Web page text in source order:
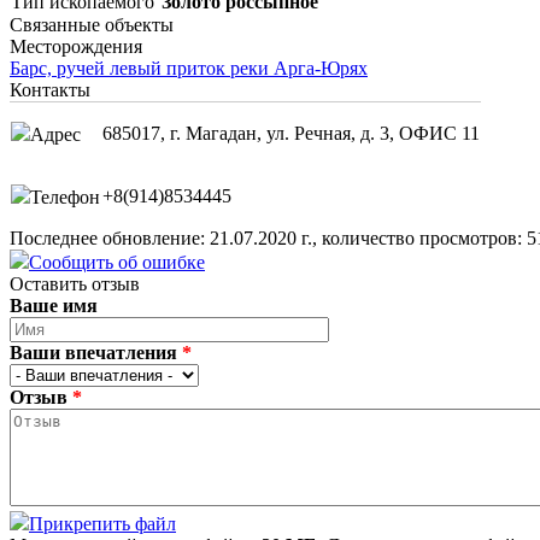
Связанные объекты
Месторождения
Барс, ручей левый приток реки Арга-Юрях
Контакты
Адрес 685017, г. Магадан, ул. Речная, д. 3, ОФИС 11
Телефон+8(914)8534445
Последнее обновление: 21.07.2020 г., количество просмотров:
Сообщить об ошибке
Оставить отзыв
Ваше имя
Ваши впечатления *
Отзыв *
Прикрепить файл